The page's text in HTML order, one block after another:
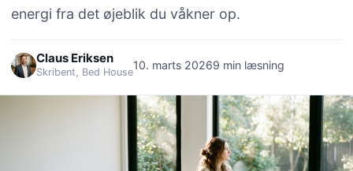
energi fra det øjeblik du våkner op.
Claus Eriksen
Skribent, Bed House
10. marts 20269 min læsning